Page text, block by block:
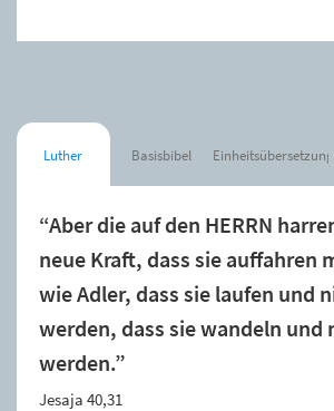
Luther Basisbibel Einheitsübersetzung
“Aber die auf den HERRN
neue Kraft, dass sie auffahren
wie Adler, dass sie laufen und
werden, dass sie wandeln und
werden.”
Jesaja 40,31